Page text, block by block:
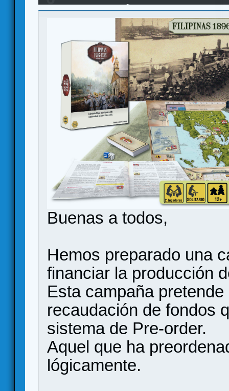
Buenas a todos,
Hemos preparado una
financiar la producción
Esta campaña
recaudación de fondos
sistema de Pre-order.
Aquel que ha
lógicamente.